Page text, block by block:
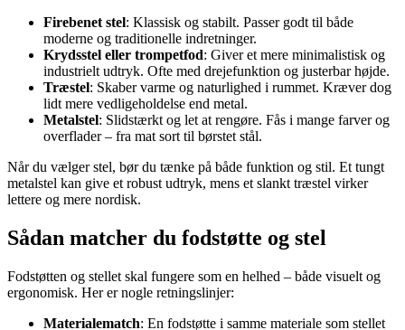
Firebenet stel: Klassisk og stabilt. Passer godt til både
moderne og traditionelle indretninger.
Krydsstel eller trompetfod: Giver et mere minimalistisk og
industrielt udtryk. Ofte med drejefunktion og justerbar højde.
Træstel: Skaber varme og naturlighed i rummet. Kræver dog
lidt mere vedligeholdelse end metal.
Metalstel: Slidstærkt og let at rengøre. Fås i mange farver og
overflader – fra mat sort til børstet stål.
Når du vælger stel, bør du tænke på både funktion og stil. Et tungt
metalstel kan give et robust udtryk, mens et slankt træstel virker
lettere og mere nordisk.
Sådan matcher du fodstøtte og stel
Fodstøtten og stellet skal fungere som en helhed – både visuelt og
ergonomisk. Her er nogle retningslinjer:
Materialematch: En fodstøtte i samme materiale som stellet